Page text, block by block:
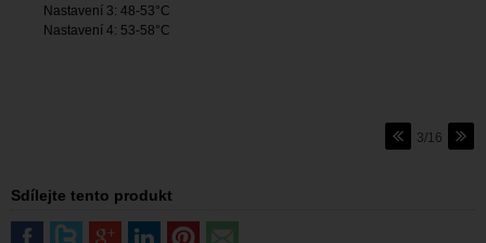
Nastavení 3: 48-53°C
Nastavení 4: 53-58°C
3/16
Sdílejte tento produkt